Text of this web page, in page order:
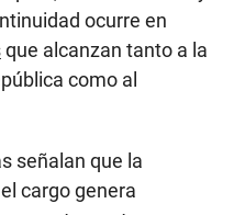
ocurre en
que alcanzan tanto a la
como al
señalan que la
cargo genera